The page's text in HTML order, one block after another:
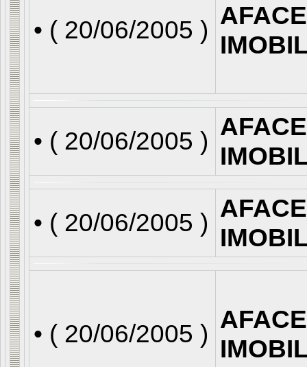
• ( 20/06/2005 )
• ( 20/06/2005 )
• ( 20/06/2005 )
• ( 20/06/2005 )